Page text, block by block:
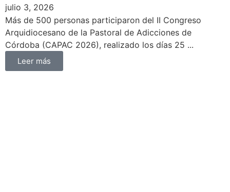
julio 3, 2026
Más de 500 personas participaron del II Congreso
Arquidiocesano de la Pastoral de Adicciones de
Córdoba (CAPAC 2026), realizado los días 25 ...
Leer más